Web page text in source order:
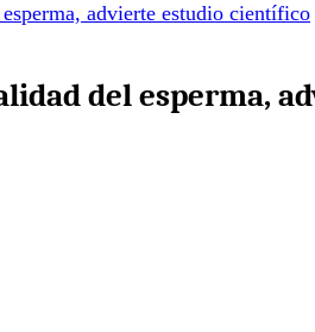
advierte estudio científico
del esperma,